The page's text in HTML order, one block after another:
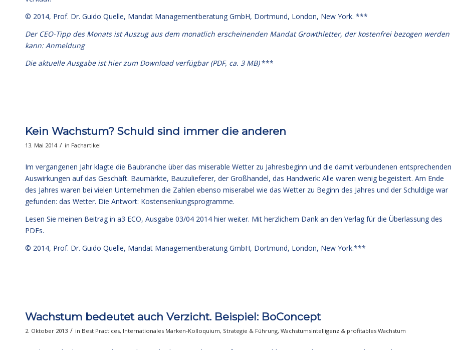
© 2014, Prof. Dr. Guido Quelle, Mandat Managementberatung GmbH, Dortmund, London, New York. ***
Der CEO-Tipp des Monats ist Auszug aus dem monatlich erscheinenden Mandat Growthletter, der kostenfrei bezogen werden
kann:Anmeldung
Die aktuelle Ausgabe ist hier zum Download verfügbar (PDF, ca. 3 MB)***
Kein Wachstum? Schuld sind immer die anderen
13. Mai 2014 / in Fachartikel
Im vergangenen Jahr klagte die Baubranche über das miserable Wetter zu Jahresbeginn und die damit verbundenen entsprechenden
Auswirkungen auf das Geschäft. Baumärkte, Bauzulieferer, der Großhandel, das Handwerk: Alle waren wenig begeistert. Am Ende
des Jahres waren bei vielen Unternehmen die Zahlen ebenso miserabel wie das Wetter zu Beginn des Jahres und der Schuldige war
gefunden: das Wetter. Die Antwort: Kostensenkungsprogramme.
Lesen Sie meinen Beitrag in a3 ECO, Ausgabe 03/04 2014 hier weiter. Mit herzlichem Dank an den Verlag für die Überlassung des
PDFs.
© 2014, Prof. Dr. Guido Quelle, Mandat Managementberatung GmbH, Dortmund, London, New York.***
Wachstum bedeutet auch Verzicht. Beispiel: BoConcept
2. Oktober 2013 / in Best Practices, Internationales Marken-Kolloquium, Strategie & Führung, Wachstumsintelligenz & profitables Wachstum